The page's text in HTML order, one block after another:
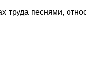
труда песнями,